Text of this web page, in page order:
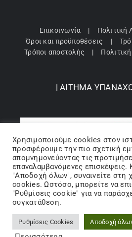
Επικοινωνία
Πολιτική
Όροι και προϋποθέσεις
Τρόποι αποστολής
| ΑΙΤΗΜΑ
Copyright 2024 © Barbopoulos store
Χρησιμοποιούμε cookies στον
προσφέρουμε την πιο σχετική
απομνημονεύοντας τις
επαναλαμβανόμενες επισκέψεις.
"Αποδοχή όλων", συναινείτε
cookies. Ωστόσο, μπορείτε να
"Ρυθμίσεις cookie" για να
συγκατάθεση.
Ρυθμίσεις Cookies Αποδοχή